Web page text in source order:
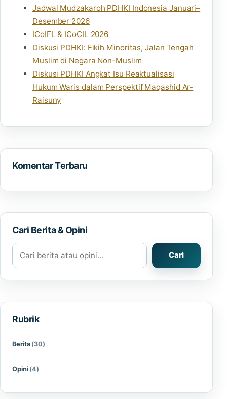
Jadwal Mudzakaroh PDHKI Indonesia Januari–
Desember 2026
ICoIFL & ICoCIL 2026
Diskusi PDHKI: Fikih Minoritas, Jalan Tengah
Muslim di Negara Non-Muslim
Diskusi PDHKI Angkat Isu Reaktualisasi
Hukum Waris dalam Perspektif Maqashid Ar-
Raisuny
Komentar Terbaru
Cari Berita & Opini
Cari berita atau opini
Cari
Rubrik
Berita (30)
Opini (4)